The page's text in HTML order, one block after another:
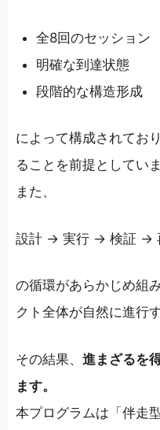
全8回のセッション
明確な到達状態
段階的な構造形成
によって構成されてお
ることを前提としていま
また、
設計 → 実行 → 検証 →
の循環があらかじめ組
クト全体が自然に進行
その結果、 進まざるを
ます。
本プログラムは「伴走